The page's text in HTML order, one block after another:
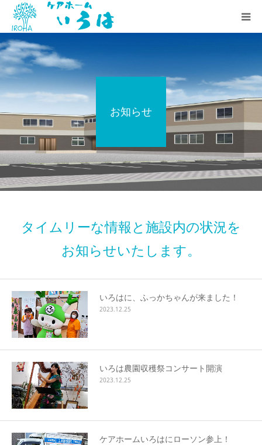
お知らせ
タイムリーな情報と施設内の状況を
お知らせいたします。
いろはに、ふっかちゃんが来ました！
2023.12.25
いろは農園収穫祭コンサート開演
2023.12.25
ケアホームいろはにローソン参上！
いろはの想い
施設のご案内
お知らせ
採用情報
会社概要